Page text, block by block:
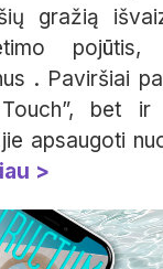
gražią
pojūtis,
. Paviršiai
bet ir
apsaugoti
>